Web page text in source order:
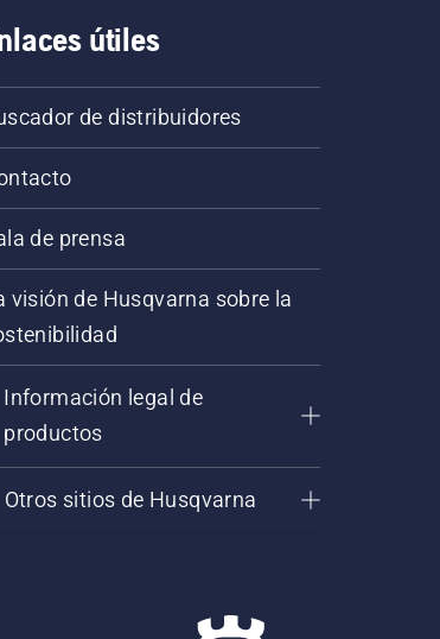
útiles
de distribuidores
de prensa
visión de Husqvarna sobre la
Información legal de
productos
Otros sitios de Husqvarna